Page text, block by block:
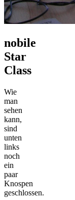
nobile
Star
Class
Wie
man
sehen
kann,
sind
unten
links
noch
ein
paar
Knospen
geschlossen.